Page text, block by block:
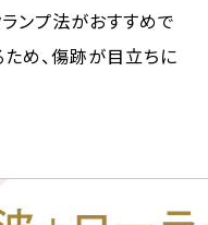
ンプ法がおすすめで
め、傷跡が目立ちに